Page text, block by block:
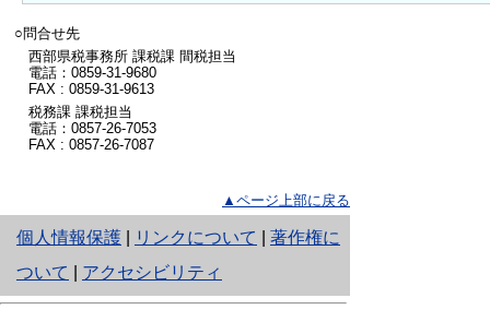
○問合せ先
西部県税事務所 課税課 間税担当
電話：0859-31-9680
FAX : 0859-31-9613
税務課 課税担当
電話：0857-26-7053
FAX : 0857-26-7087
▲ページ上部に戻る
個人情報保護
と
り
ネ
リンクについて
著作権に
ついて
アクセシビリティ